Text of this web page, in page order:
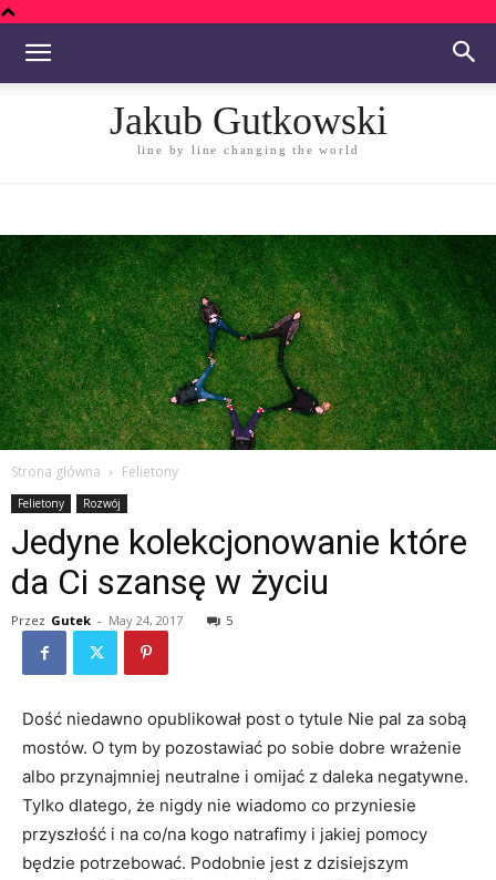
Jakub Gutkowski
line by line changing the world
Strona główna Felietony
Felietony Rozwój
Jedyne kolekcjonowanie które
da Ci szansę w życiu
Przez Gutek - May 24, 2017 5
Dość niedawno opublikował post o tytule Nie pal za sobą
mostów. O tym by pozostawiać po sobie dobre wrażenie
albo przynajmniej neutralne i omijać z daleka negatywne.
Tylko dlatego, że nigdy nie wiadomo co przyniesie
przyszłość i na co/na kogo natrafimy i jakiej pomocy
będzie potrzebować. Podobnie jest z dzisiejszym